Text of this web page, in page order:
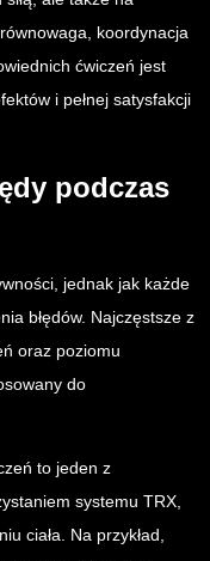
koordynacja
ćwiczeń jest
i pełnej satysfakcji
podczas
jednak jak każde
błędów. Najczęstsze z
oraz poziomu
do
to jeden z
systemu TRX,
ciała. Na przykład,